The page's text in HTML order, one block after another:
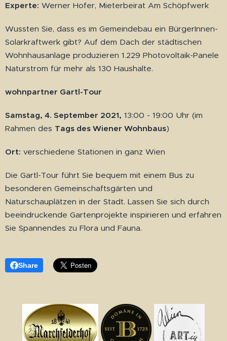
Experte: Werner Hofer, Mieterbeirat Am Schöpfwerk
Wussten Sie, dass es im Gemeindebau ein BürgerInnen-
Solarkraftwerk gibt? Auf dem Dach der städtischen
Wohnhausanlage produzieren 1.229 Photovoltaik-Panele
Naturstrom für mehr als 130 Haushalte.
wohnpartner Gartl-Tour
Samstag, 4. September 2021, 13:00 - 19:00 Uhr (im
Rahmen des Tags des Wiener Wohnbaus)
Ort: verschiedene Stationen in ganz Wien
Die Gartl-Tour führt Sie bequem mit einem Bus zu
besonderen Gemeinschaftsgärten und
Naturschauplätzen in der Stadt. Lassen Sie sich durch
beeindruckende Gartenprojekte inspirieren und erfahren
Sie Spannendes zu Flora und Fauna.
Share